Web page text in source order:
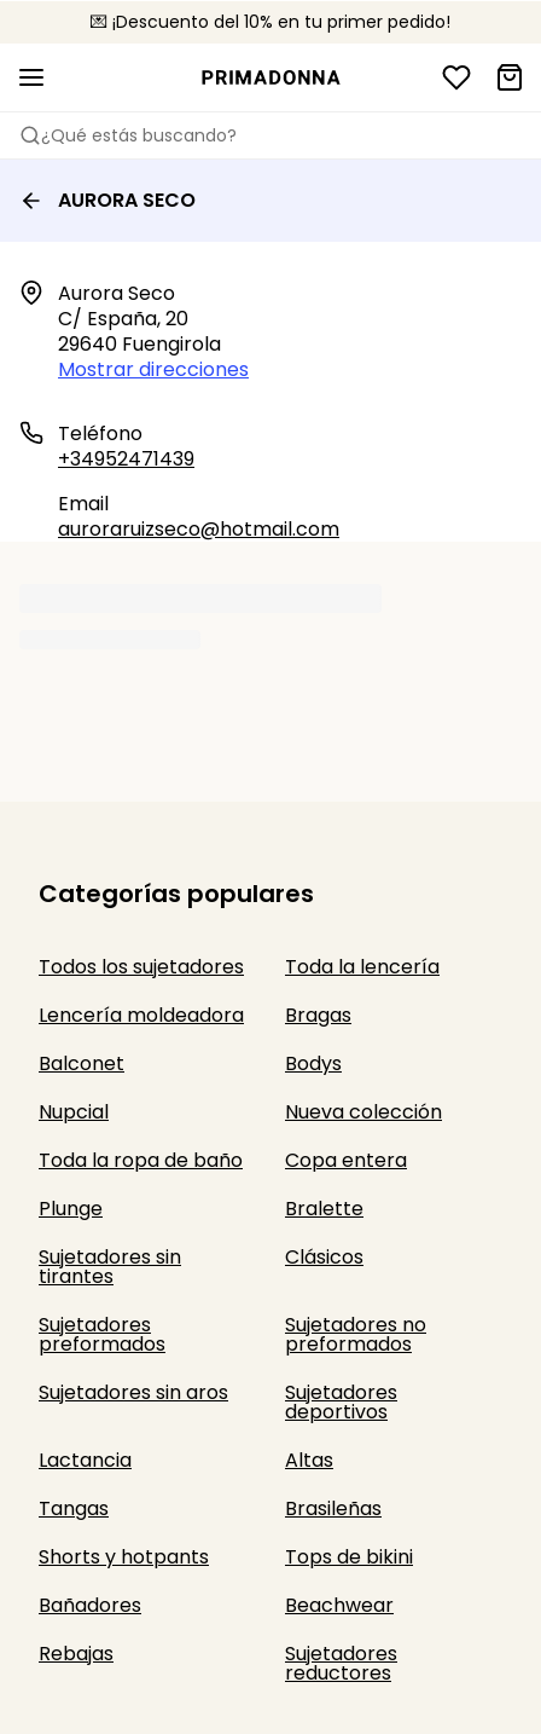
💌 ¡Descuento del 10% en tu primer pedido!
🚚 Envío gratuito a partir de 75 €
📦 Devoluciones gratuitas
¿Qué estás buscando?
AURORA SECO
Aurora Seco
C/ España, 20
29640 Fuengirola
Mostrar direcciones
Teléfono
+34952471439
Email
auroraruizseco@hotmail.com
Categorías populares
Todos los sujetadores
Toda la lencería
Lencería moldeadora
Bragas
Balconet
Bodys
Nupcial
Nueva colección
Toda la ropa de baño
Copa entera
Plunge
Bralette
Sujetadores sin
tirantes
Clásicos
Sujetadores
preformados
Sujetadores no
preformados
Sujetadores sin aros
Sujetadores
deportivos
Lactancia
Altas
Tangas
Brasileñas
Shorts y hotpants
Tops de bikini
Bañadores
Beachwear
Rebajas
Sujetadores
reductores